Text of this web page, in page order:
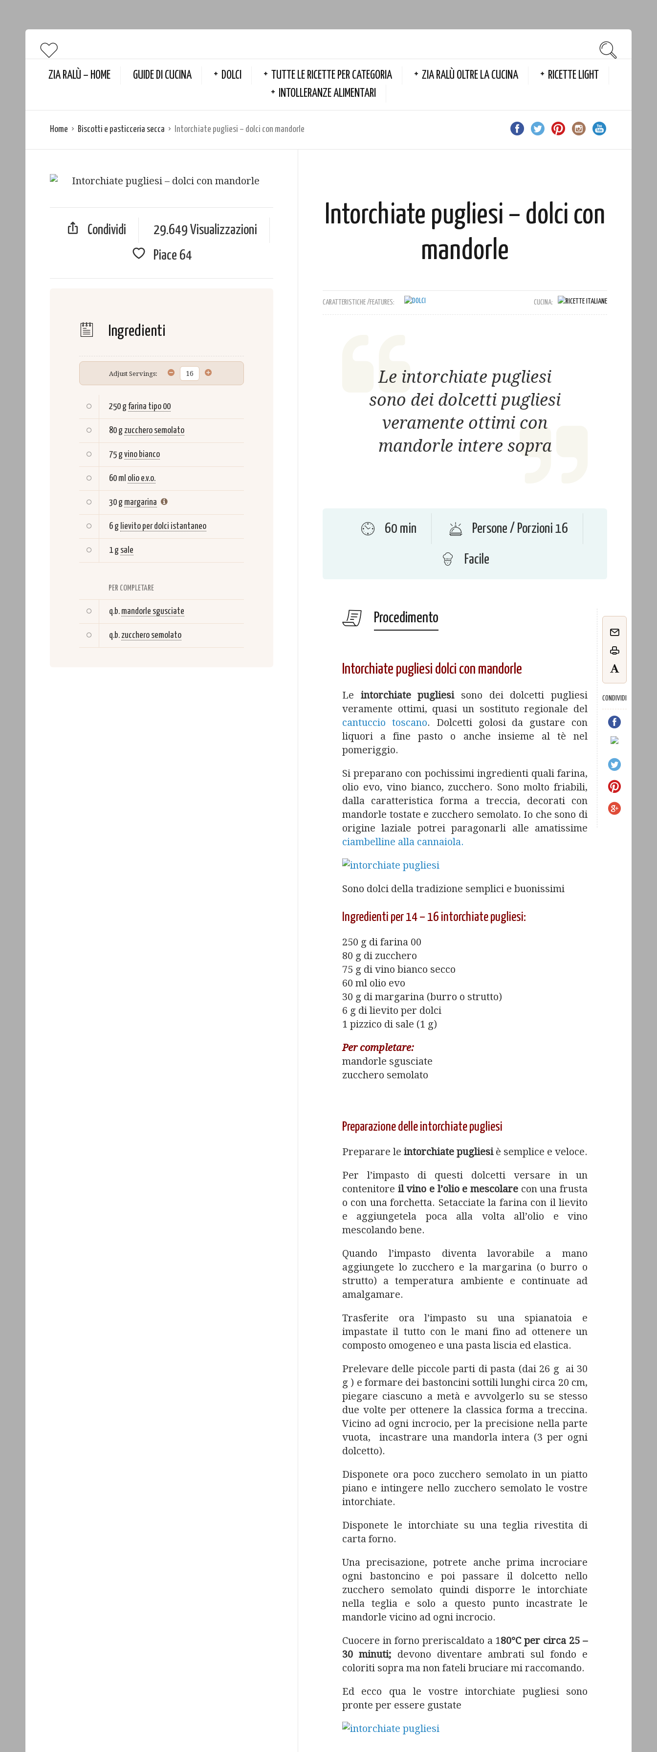
ZIA RALÙ – HOME GUIDE DI CUCINA DOLCI TUTTE LE RICETTE PER CATEGORIA ZIA RALÙ OLTRE LA CUCINA
RICETTE LIGHT
INTOLLERANZE ALIMENTARI
Home Biscotti e pasticceria secca Intorchiate pugliesi – dolci con mandorle
Condividi
29.649 Visualizzazioni
Piace 64
Ingredienti
Adjust Servings:
250 gfarina tipo 00
80 g zucchero semolato
75 gvino bianco
60 ml olio e.v.o.
30 g margarina
6 g lievito per dolci istantaneo
1 g sale
PER COMPLETARE
q.b. mandorle sgusciate
q.b. zucchero semolato
Intorchiate pugliesi – dolci con
mandorle
CARATTERISTICHE /FEATURES: CUCINA:
Le intorchiate pugliesi
sono dei dolcetti pugliesi
veramente ottimi con
mandorle intere sopra
60 min Persone / Porzioni 16
Facile
Procedimento
CONDIVIDI
Intorchiate pugliesi dolci con mandorle
Le intorchiate pugliesisono dei dolcetti pugliesi
veramente ottimi, quasi un sostituto regionale del
cantuccio toscano. Dolcetti golosi da gustare con
liquori a fine pasto o anche insieme al tè nel
pomeriggio.
Si preparano con pochissimi ingredienti quali farina,
olio evo, vino bianco, zucchero. Sono molto friabili,
dalla caratteristica forma a treccia, decorati con
mandorle tostate e zucchero semolato. Io che sono di
origine laziale potrei paragonarli alle amatissime
ciambelline alla cannaiola.
Sono dolci della tradizione semplici e buonissimi
Ingredienti per 14 – 16 intorchiate pugliesi:
250 g di farina 00
80 g di zucchero
75 g di vino bianco secco
60 ml olio evo
30 g di margarina (burro o strutto)
6 g di lievito per dolci
1 pizzico di sale (1 g)
Per completare:
mandorle sgusciate
zucchero semolato
Preparazione delle intorchiate pugliesi
Preparare le intorchiate pugliesiè semplice e veloce.
Per l’impasto di questi dolcetti versare in un
contenitore il vino e l’olio e mescolare con una frusta
o con una forchetta. Setacciate la farina con il lievito
e aggiungetela poca alla volta all’olio e vino
mescolando bene.
Quando l’impasto diventa lavorabile a mano
aggiungete lo zucchero e la margarina (o burro o
strutto) a temperatura ambiente e continuate ad
amalgamare.
Trasferite ora l’impasto su una spianatoia e
impastate il tutto con le mani fino ad ottenere un
composto omogeneo e una pasta liscia ed elastica.
Prelevare delle piccole parti di pasta (dai 26 g ai 30
g ) e formare dei bastoncini sottili lunghi circa 20 cm,
piegare ciascuno a metà e avvolgerlo su se stesso
due volte per ottenere la classica forma a treccina.
Vicino ad ogni incrocio, per la precisione nella parte
vuota, incastrare una mandorla intera (3 per ogni
dolcetto).
Disponete ora poco zucchero semolato in un piatto
piano e intingere nello zucchero semolato le vostre
intorchiate.
Disponete le intorchiate su una teglia rivestita di
carta forno.
Una precisazione, potrete anche prima incrociare
ogni bastoncino e poi passare il dolcetto nello
zucchero semolato quindi disporre le intorchiate
nella teglia e solo a questo punto incastrate le
mandorle vicino ad ogni incrocio.
Cuocere in forno preriscaldato a 180°C per circa 25 –
30 minuti; devono diventare ambrati sul fondo e
coloriti sopra ma non fateli bruciare mi raccomando.
Ed ecco qua le vostre intorchiate pugliesi sono
pronte per essere gustate